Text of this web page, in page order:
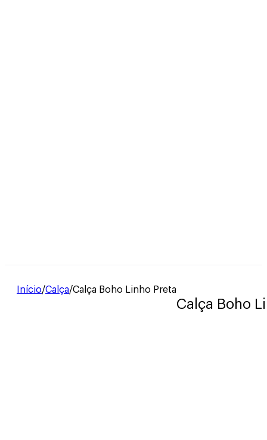
Início/Calça/Calça Boho Linho Preta
Calça Boho